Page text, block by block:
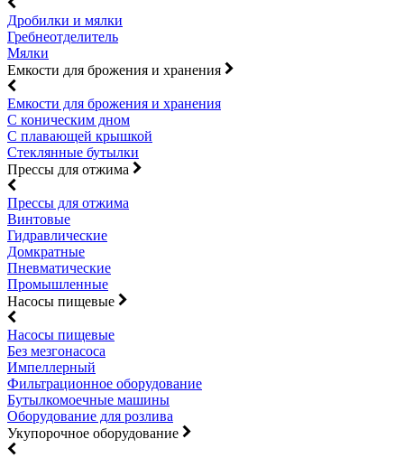
Дробилки и мялки
Гребнеотделитель
Мялки
Емкости для брожения и хранения
Емкости для брожения и хранения
С коническим дном
С плавающей крышкой
Стеклянные бутылки
Прессы для отжима
Прессы для отжима
Винтовые
Гидравлические
Домкратные
Пневматические
Промышленные
Насосы пищевые
Насосы пищевые
Без мезгонасоса
Импеллерный
Фильтрационное оборудование
Бутылкомоечные машины
Оборудование для розлива
Укупорочное оборудование